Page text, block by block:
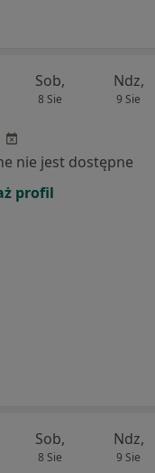
Sob,
8 Sie
Ndz,
9 Sie
nie jest dostępne
profil
Sob,
8 Sie
Ndz,
9 Sie